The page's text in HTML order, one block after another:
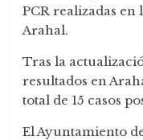
PCR realizadas en
Arahal.
Tras la
resultados en
total de 15 casos
El Ayuntamiento